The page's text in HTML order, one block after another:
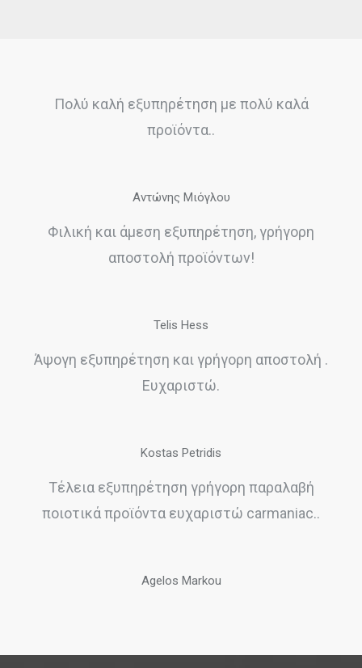
Πολύ καλή εξυπηρέτηση με πολύ καλά
προϊόντα..
Αντώνης Μιόγλου
Φιλική και άμεση εξυπηρέτηση, γρήγορη
αποστολή προϊόντων!
Telis Hess
Άψογη εξυπηρέτηση και γρήγορη αποστολή .
Ευχαριστώ.
Kostas Petridis
Τέλεια εξυπηρέτηση γρήγορη παραλαβή
ποιοτικά προϊόντα ευχαριστώ carmaniac..
Agelos Markou